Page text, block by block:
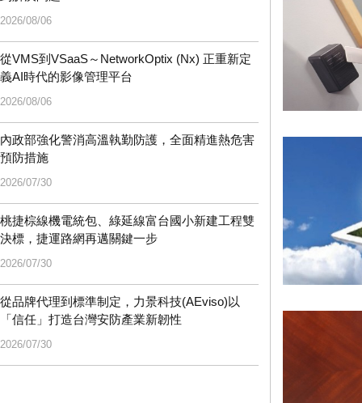
2026/08/06
從VMS到VSaaS～NetworkOptix (Nx) 正重新定
義AI時代的影像管理平台
2026/08/06
內政部強化警消高溫執勤防護，全面精進熱危害
預防措施
2026/07/30
桃捷棕線機電統包、綠延線富台國小新建工程雙
決標，捷運路網再邁關鍵一步
2026/07/30
從品牌代理到標準制定，力景科技(AEviso)以
「信任」打造台灣安防產業新韌性
2026/07/30